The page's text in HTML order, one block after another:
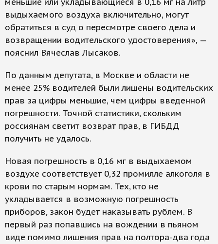
выдыхаемого воздуха включительно, могут
обратиться в суд о пересмотре своего дела и
возвращении водительского удостоверения», —
пояснил Вячеслав Лысаков.
По данным депутата, в Москве и области не
менее 25% водителей были лишены водительских
прав за цифры меньшие, чем цифры введенной
погрешности. Точной статистики, скольким
россиянам светит возврат прав, в ГИБДД
получить не удалось.
Новая погрешность в 0,16 мг в выдыхаемом
воздухе соответствует 0,32 промилле алкоголя в
крови по старым нормам. Тех, кто не
укладывается в возможную погрешность
приборов, закон будет наказывать рублем. В
первый раз попавшись на вождении в пьяном
виде помимо лишения прав на полтора-два года